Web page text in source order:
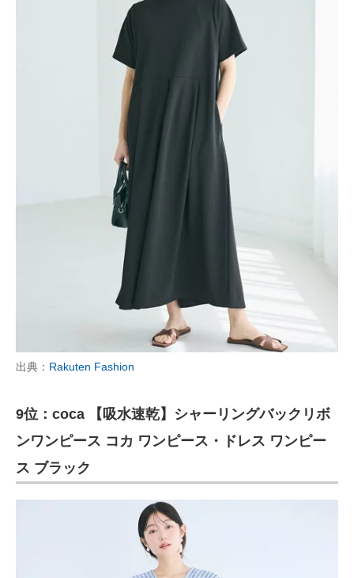
出典： Rakuten Fashion
9位：coca 【吸水速乾】シャーリングバックリボ
ンワンピース コカ ワンピース・ドレス ワンピー
ス ブラック